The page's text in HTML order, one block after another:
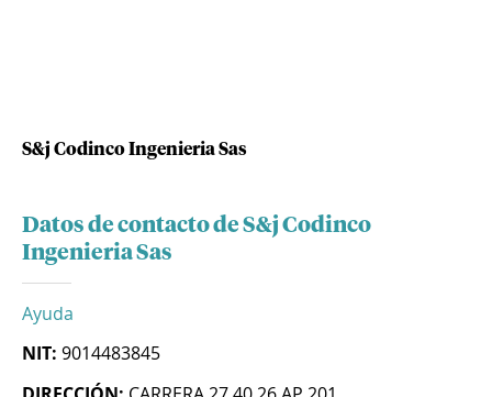
S&j Codinco Ingenieria Sas
Datos de contacto de S&j Codinco
Ingenieria Sas
Ayuda
NIT: 9014483845